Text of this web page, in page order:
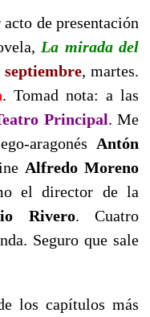
de presentación
La mirada del
septiembre, martes.
. Tomad nota: a las
Principal. Me
aragonés Antón
Alfredo Moreno
el director de la
Rivero. Cuatro
Seguro que sale
los capítulos más